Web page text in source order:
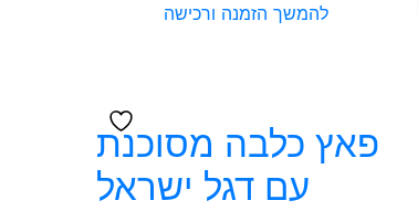
להמשך הזמנה ורכישה
פאץ כלבה מסוכנת
עם דגל ישראל